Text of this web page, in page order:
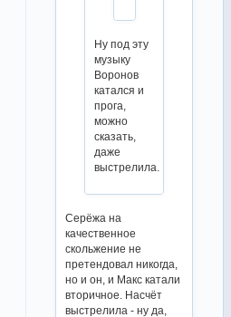
Ну под эту
музыку
Воронов
катался и
прога,
можно
сказать,
даже
выстрелила.
Серёжа на
качественное
скольжение не
претендовал никогда,
но и он, и Макс катали
вторичное. Насчёт
выстрелила - ну да,